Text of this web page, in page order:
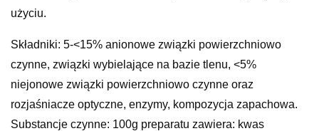
użyciu.
Składniki: 5-<15% anionowe związki powierzchniowo
czynne, związki wybielające na bazie tlenu, <5%
niejonowe związki powierzchniowo czynne oraz
rozjaśniacze optyczne, enzymy, kompozycja zapachowa.
Substancje czynne: 100g preparatu zawiera: kwas